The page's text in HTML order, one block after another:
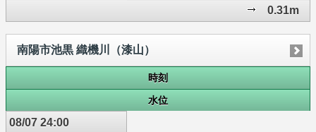
0.31m
南陽市池黒 織機川（漆山）
時刻
水位
08/07 24:00